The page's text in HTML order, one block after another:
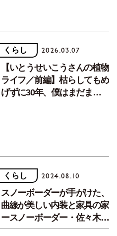
くらし 2026.03.07
【いとうせいこうさんの植物
ライフ／前編】枯らしてもめ
げずに30年、僕はまだまだ
くらし 2024.08.10
スノーボーダーが手がけた、
曲線が美しい内装と家具の家
ースノーボーダー・佐々木陽
子さん【住まいと暮らし